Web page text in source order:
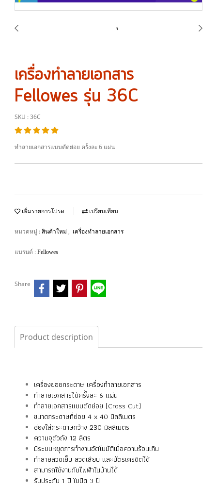
เครื่องทำลายเอกสาร
Fellowes รุ่น 36C
SKU : 36C
ทำลายเอกสารแบบตัดย่อย ครั้งละ 6 แผ่น
เพิ่มรายการโปรด เปรียบเทียบ
หมวดหมู่ : สินค้าใหม่ , เครื่องทำลายเอกสาร
แบรนด์ : Fellowes
Share
Product description
เครื่องย่อยกระดาษ เครื่องทำลายเอกสาร
ทำลายเอกสารได้ครั้งละ 6 แผ่น
ทำลายเอกสารแบบตัดย่อย (Cross Cut)
ขนาดกระดาษที่ย่อย 4 x 40 มิลลิเมตร
ช่องใส่กระดาษกว้าง 230 มิลลิเมตร
ความจุตัวถัง 12 ลิตร
มีระบบหยุดการทำงานอัตโนมัติเมื่อความร้อนเกิน
ทำลายลวดเย็บ ลวดเสียบ และบัตรเครดิตได้
สามารถใช้งานกับไฟฟ้าในบ้านได้
รับประกัน 1 ปี ใบมีด 3 ปี